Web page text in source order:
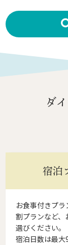
ダ
宿泊
お食事付きプ
割プランなど
選びください。
宿泊日数は最大